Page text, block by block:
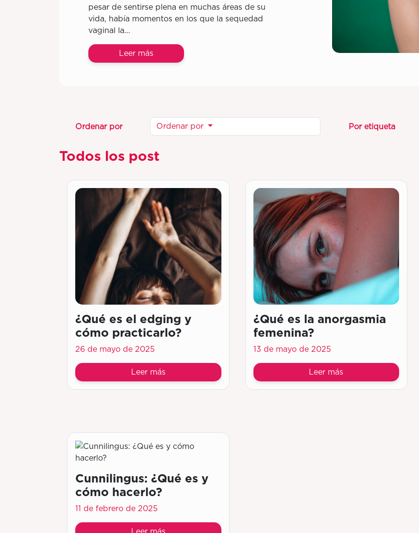
pesar de sentirse plena en muchas áreas de su
vida, había momentos en los que la sequedad
vaginal la...
Leer más
Ordenar por Ordenar por Por etiqueta
Todos los post
¿Qué es el edging y
cómo practicarlo?
26 de mayo de 2025
Leer más
¿Qué es la anorgasmia
femenina?
13 de mayo de 2025
Leer más
Cunnilingus: ¿Qué es y
cómo hacerlo?
11 de febrero de 2025